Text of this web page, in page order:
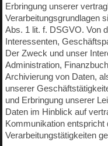
Erbringung unserer
Verarbeitungsgrundlagen
Abs. 1 lit. f. DSGVO. Von
Interessenten,
Der Zweck und unser
Administration,
Archivierung von Daten,
unserer
und Erbringung unserer
Daten im Hinblick auf
Kommunikation entspricht
Verarbeitungstätigkeiten